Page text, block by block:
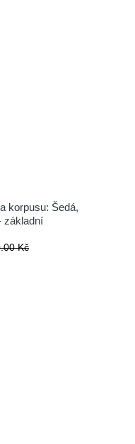
korpusu: Šedá,
základní
Kč